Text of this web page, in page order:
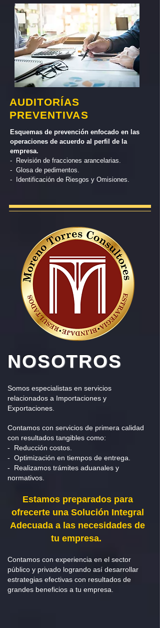
AUDITORÍAS
PREVENTIVAS
Esquemas de prevención enfocado en las
operaciones de acuerdo al perfil de la
empresa.
- Revisión de fracciones arancelarias.
- Glosa de pedimentos.
- Identificación de Riesgos y Omisiones.
NOSOTROS
Somos especialistas en servicios
relacionados a Importaciones y
Exportaciones.
Contamos con servicios de primera calidad
con resultados tangibles como:
- Reducción costos.
- Optimización en tiempos de entrega.
- Realizamos trámites aduanales y
normativos.
Estamos preparados para
ofrecerte una Solución Integral
Adecuada a las necesidades de
tu empresa.
Contamos con experiencia en el sector
público y privado logrando así desarrollar
estrategias efectivas con resultados de
grandes beneficios a tu empresa.